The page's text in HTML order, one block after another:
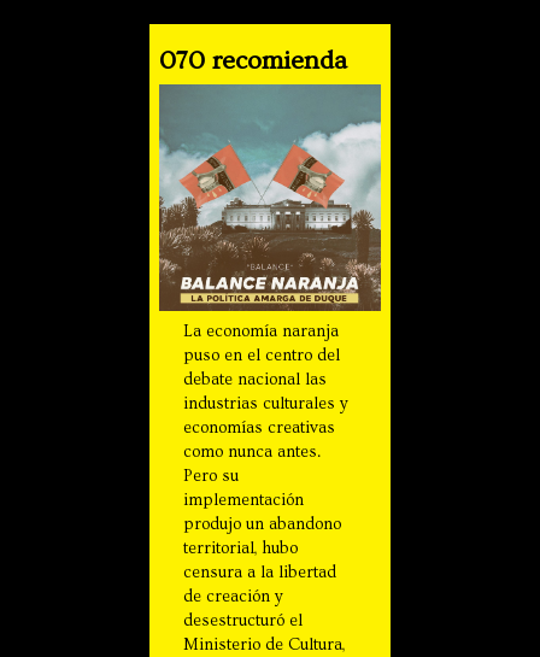
070 recomienda
La economía naranja
puso en el centro del
debate nacional las
industrias culturales y
economías creativas
como nunca antes.
Pero su
implementación
produjo un abandono
territorial, hubo
censura a la libertad
de creación y
desestructuró el
Ministerio de Cultura,